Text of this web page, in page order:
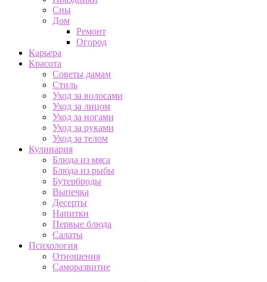
Сны
Дом
Ремонт
Огород
Карьера
Красота
Советы дамам
Стиль
Уход за волосами
Уход за лицом
Уход за ногами
Уход за руками
Уход за телом
Кулинария
Блюда из мяса
Блюда из рыбы
Бутерброды
Выпечка
Десерты
Напитки
Первые блюда
Салаты
Психология
Отношения
Саморазвитие